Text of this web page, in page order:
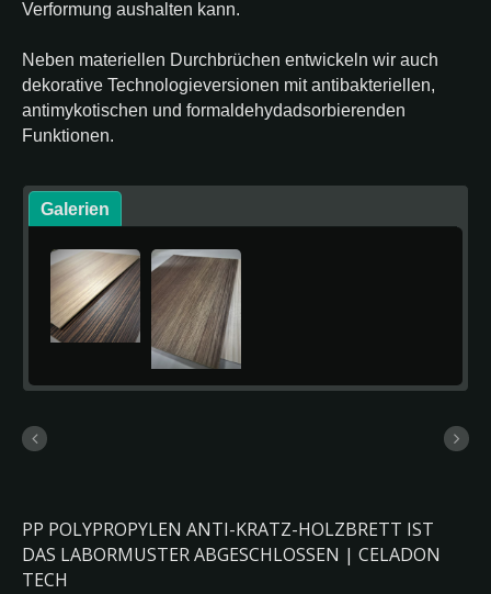
Verformung aushalten kann.
Neben materiellen Durchbrüchen entwickeln wir auch
dekorative Technologieversionen mit antibakteriellen,
antimykotischen und formaldehydadsorbierenden
Funktionen.
Galerien
PP POLYPROPYLEN ANTI-KRATZ-HOLZBRETT IST
DAS LABORMUSTER ABGESCHLOSSEN | CELADON
TECH